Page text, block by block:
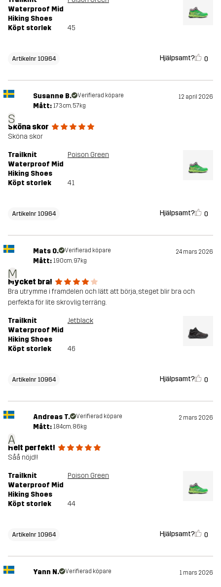
Waterproof Mid
Hiking Shoes
Köpt storlek 45
Artikelnr 10964 Hjälpsamt? 0
S
Susanne B. Verifierad köpare 12 april 2026
Mått: 173cm, 57kg
Sköna skor
Sköna skor
Trailknit
Waterproof Mid
Hiking Shoes
Poison Green
Köpt storlek 41
Artikelnr 10964 Hjälpsamt? 0
M
Mats O. Verifierad köpare 24 mars 2026
Mått: 190cm, 97kg
Mycket bra!
Bra utrymme i framdelen och lätt att börja, steget blir bra och
perfekta för lite skrovlig terräng.
Trailknit
Waterproof Mid
Hiking Shoes
Jetblack
Köpt storlek 46
Artikelnr 10964 Hjälpsamt? 0
A
Andreas T. Verifierad köpare 2 mars 2026
Mått: 184cm, 86kg
Helt perfekt!
Såå nöjd!!
Trailknit
Waterproof Mid
Hiking Shoes
Poison Green
Köpt storlek 44
Artikelnr 10964 Hjälpsamt? 0
Yann N. Verifierad köpare 1 mars 2026